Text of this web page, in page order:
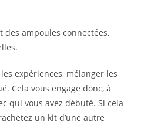
des ampoules connectées,
expériences, mélanger les
Cela vous engage donc, à
qui vous avez débuté. Si cela
un kit d’une autre